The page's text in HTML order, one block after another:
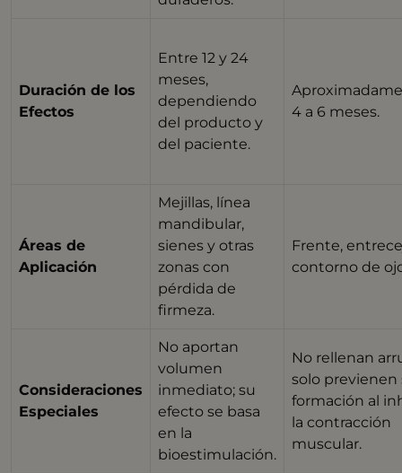
Duración de los
Efectos
Entre 12 y 24
meses,
dependiendo
del producto y
del paciente.
4 a 6 meses.
Áreas de
Aplicación
Mejillas, línea
mandibular,
sienes y otras
zonas con
pérdida de
firmeza.
Frente,
contorno de
Consideraciones
Especiales
No aportan
volumen
inmediato; su
efecto se basa
en la
bioestimulación.
No rellenan
solo previenen
formación al
la contracción
muscular.